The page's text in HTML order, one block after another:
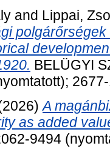
and Lippai,
BELÜGYI
A
as added
9494